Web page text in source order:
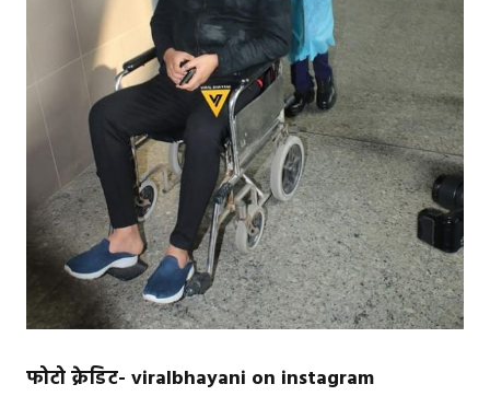
फोटो क्रेडिट- viralbhayani on instagram